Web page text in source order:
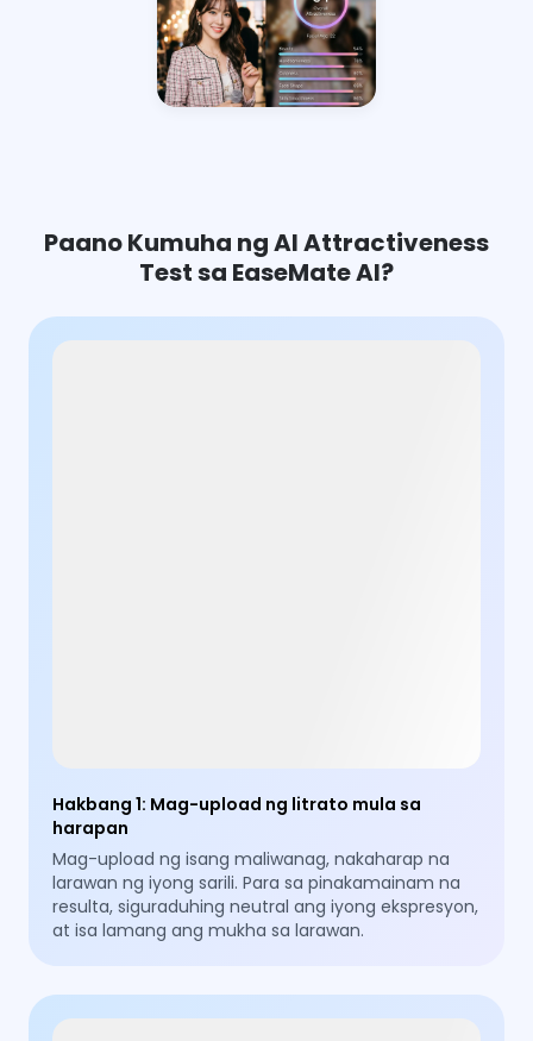
Paano Kumuha ng AI Attractiveness
Test sa EaseMate AI?
Hakbang 1: Mag-upload ng litrato mula sa
harapan
Mag-upload ng isang maliwanag, nakaharap na
larawan ng iyong sarili. Para sa pinakamainam na
resulta, siguraduhing neutral ang iyong ekspresyon,
at isa lamang ang mukha sa larawan.